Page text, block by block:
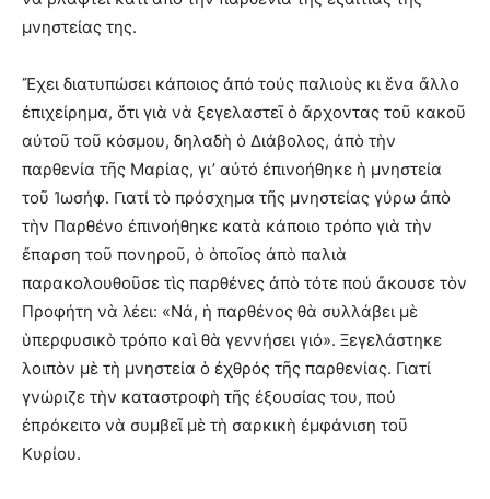
μνηστείας της.
Ἔχει διατυπώσει κάποιος ἀπό τούς παλιοὺς κι ἕνα ἄλλο
ἐπιχείρημα, ὅτι γιὰ νὰ ξεγελαστεῖ ὁ ἄρχοντας τοῦ κακοῦ
αὐτοῦ τοῦ κόσμου, δηλαδὴ ὁ Διάβολος, ἀπὸ τὴν
παρθενία τῆς Μαρίας, γι’ αὐτό ἐπινοήθηκε ἡ μνηστεία
τοῦ Ἰωσήφ. Γιατί τὸ πρόσχημα τῆς μνηστείας γύρω ἀπὸ
τὴν Παρθένο ἐπινοήθηκε κατὰ κάποιο τρόπο γιὰ τὴν
ἔπαρση τοῦ πονηροῦ, ὁ ὁποῖος ἀπὸ παλιὰ
παρακολουθοῦσε τὶς παρθένες ἀπὸ τότε πού ἄκουσε τὸν
Προφήτη νὰ λέει: «Νά, ἡ παρθένος θὰ συλλάβει μὲ
ὑπερφυσικὸ τρόπο καὶ θὰ γεννήσει γιό». Ξεγελάστηκε
λοιπὸν μὲ τὴ μνηστεία ὁ ἐχθρός τῆς παρθενίας. Γιατί
γνώριζε τὴν καταστροφὴ τῆς ἐξουσίας του, πού
ἐπρόκειτο νὰ συμβεῖ μὲ τὴ σαρκικὴ ἐμφάνιση τοῦ
Κυρίου.